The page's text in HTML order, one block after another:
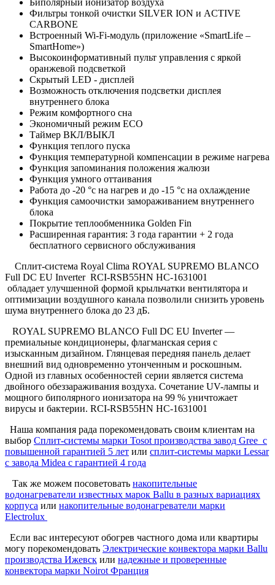
Фильтры тонкой очистки SILVER ION и ACTIVE
CARBONE
Встроенный Wi-Fi-модуль (приложение «SmartLife –
SmartHome»)
Высокоинформативный пульт управления с яркой
оранжевой подсветкой
Скрытый LED - дисплей
Возможность отключения подсветки дисплея
внутреннего блока
Режим комфортного сна
Экономичный режим ECO
Таймер ВКЛ/ВЫКЛ
Функция теплого пуска
Функция температурной компенсации в режиме нагрева
Функция запоминания положения жалюзи
Функция умного оттаивания
Работа до -20 °c на нагрев и до -15 °c на охлаждение
Функция самоочистки замораживанием внутреннего
блока
Покрытие теплообменника Golden Fin
Расширенная гарантия: 3 года гарантии + 2 года
бесплатного сервисного обслуживания
Сплит-система Royal Clima ROYAL SUPREMO BLANCO
Full DC EU Inverter RCI-RSB55HN НС-1631001
обладает улучшенной формой крыльчатки вентилятора и
оптимизации воздушного канала позволили снизить уровень
шума внутреннего блока до 23 дБ.
ROYAL SUPREMO BLANCO Full DC EU Inverter —
премиальные кондиционеры, флагманская серия с
изысканным дизайном. Глянцевая передняя панель делает
внешний вид одновременно утонченным и роскошным.
Одной из главных особенностей серии является система
двойного обеззараживания воздуха. Сочетание UV-лампы и
мощного биполярного ионизатора на 99 % уничтожает
вирусы и бактерии. RCI-RSB55HN НС-1631001
Наша компания рада порекомендовать своим клиентам на
выбор Сплит-системы марки Tosot производства завод Gree с
повышенной гарантией 5 лет или сплит-системы марки Lessar
с завода Midea c гарантией 4 года
Так же можем посоветовать накопительные
водонагреватели известных марок Ballu в разных вариациях
корпуса или накопительные водонагреватели марки
Electrolux
Если вас интересуют обогрев частного дома или квартиры
могу порекомендовать Электрические конвектора марки Ballu
производства Ижевск или надежные и проверенные
конвектора марки Noirot Франция